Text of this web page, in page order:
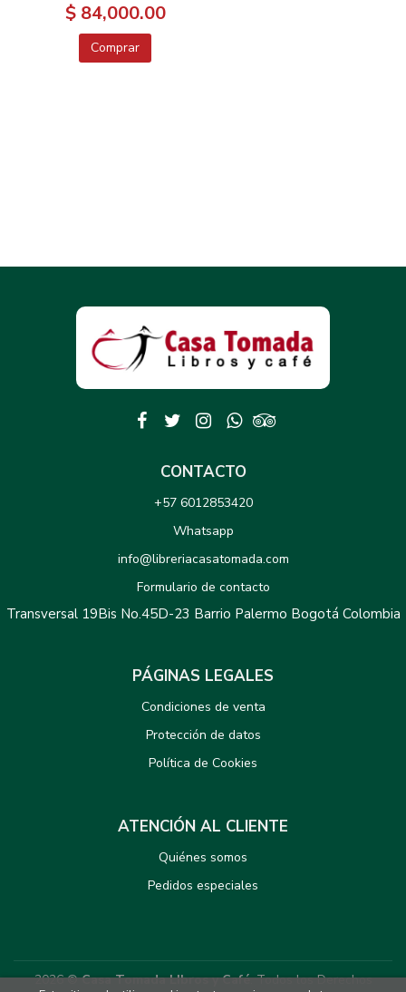
$ 84,000.00
Comprar
CONTACTO
+57 6012853420
Whatsapp
info@libreriacasatomada.com
Formulario de contacto
Transversal 19Bis No.45D-23 Barrio Palermo Bogotá Colombia
PÁGINAS LEGALES
Condiciones de venta
Protección de datos
Política de Cookies
ATENCIÓN AL CLIENTE
Quiénes somos
Pedidos especiales
2026 ©Casa Tomada LIbros y Café. Todos los Derechos